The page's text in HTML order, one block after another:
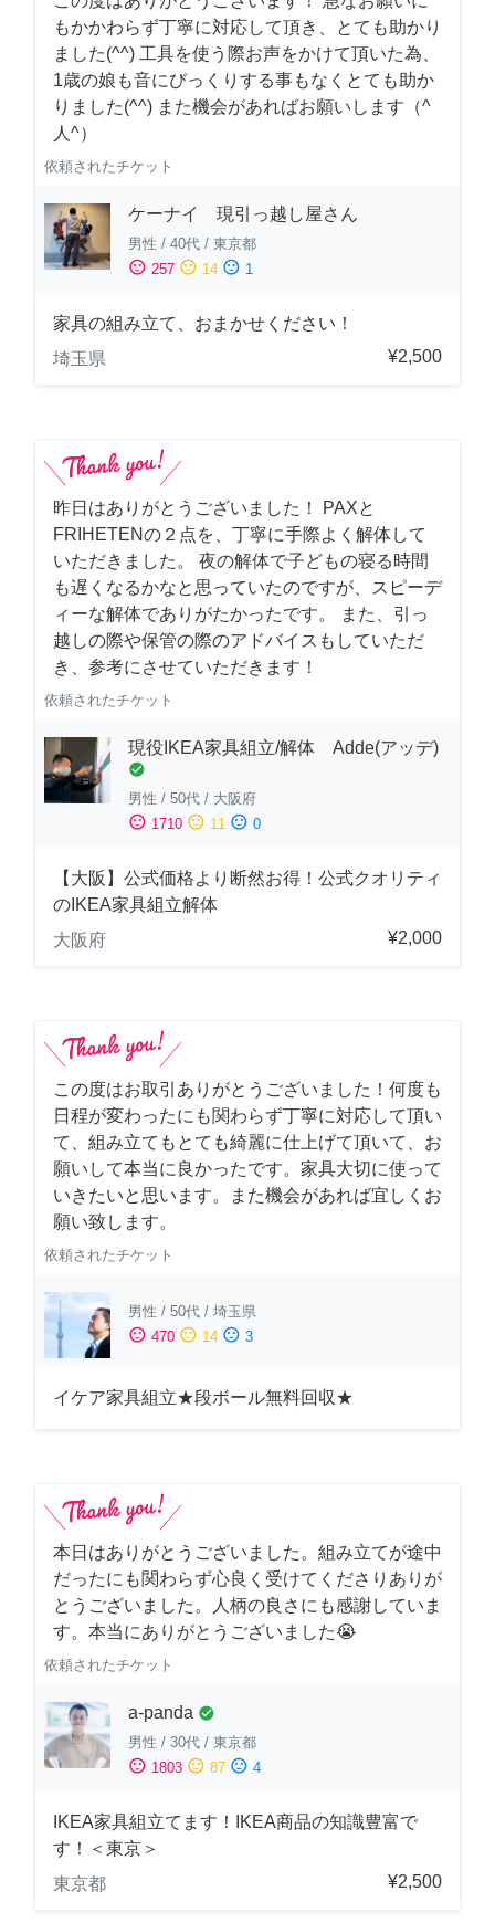
もかかわらず丁寧に対応して頂き、とても助かり
ました(^^) 工具を使う際お声をかけて頂いた為、
1歳の娘も音にびっくりする事もなくとても助か
りました(^^) また機会があればお願いします（^
人^）
依頼されたチケット
ケーナイ 現引っ越し屋さん
男性 / 40代 / 東京都
sentiment_satisfied 257 sentiment_neutral 14 sentiment_dissatisfied 1
家具の組み立て、おまかせください！
埼玉県
¥2,500
昨日はありがとうございました！ PAXと
FRIHETENの２点を、丁寧に手際よく解体して
いただきました。 夜の解体で子どもの寝る時間
も遅くなるかなと思っていたのですが、スピーデ
ィーな解体でありがたかったです。 また、引っ
越しの際や保管の際のアドバイスもしていただ
き、参考にさせていただきます！
依頼されたチケット
現役IKEA家具組立/解体 Adde(アッデ)
check_circle
男性 / 50代 / 大阪府
sentiment_satisfied 1710 sentiment_neutral 11 sentiment_dissatisfied 0
【大阪】公式価格より断然お得！公式クオリティ
のIKEA家具組立解体
大阪府
¥2,000
この度はお取引ありがとうございました！何度も
日程が変わったにも関わらず丁寧に対応して頂い
て、組み立てもとても綺麗に仕上げて頂いて、お
願いして本当に良かったです。家具大切に使って
いきたいと思います。また機会があれば宜しくお
願い致します。
依頼されたチケット
男性 / 50代 / 埼玉県
sentiment_satisfied 470 sentiment_neutral 14 sentiment_dissatisfied 3
イケア家具組立★段ボール無料回収★
本日はありがとうございました。組み立てが途中
だったにも関わらず心良く受けてくださりありが
とうございました。人柄の良さにも感謝していま
す。本当にありがとうございました😭
依頼されたチケット
a-panda check_circle
男性 / 30代 / 東京都
sentiment_satisfied 1803 sentiment_neutral 87 sentiment_dissatisfied 4
IKEA家具組立てます！IKEA商品の知識豊富で
す！＜東京＞
東京都
¥2,500